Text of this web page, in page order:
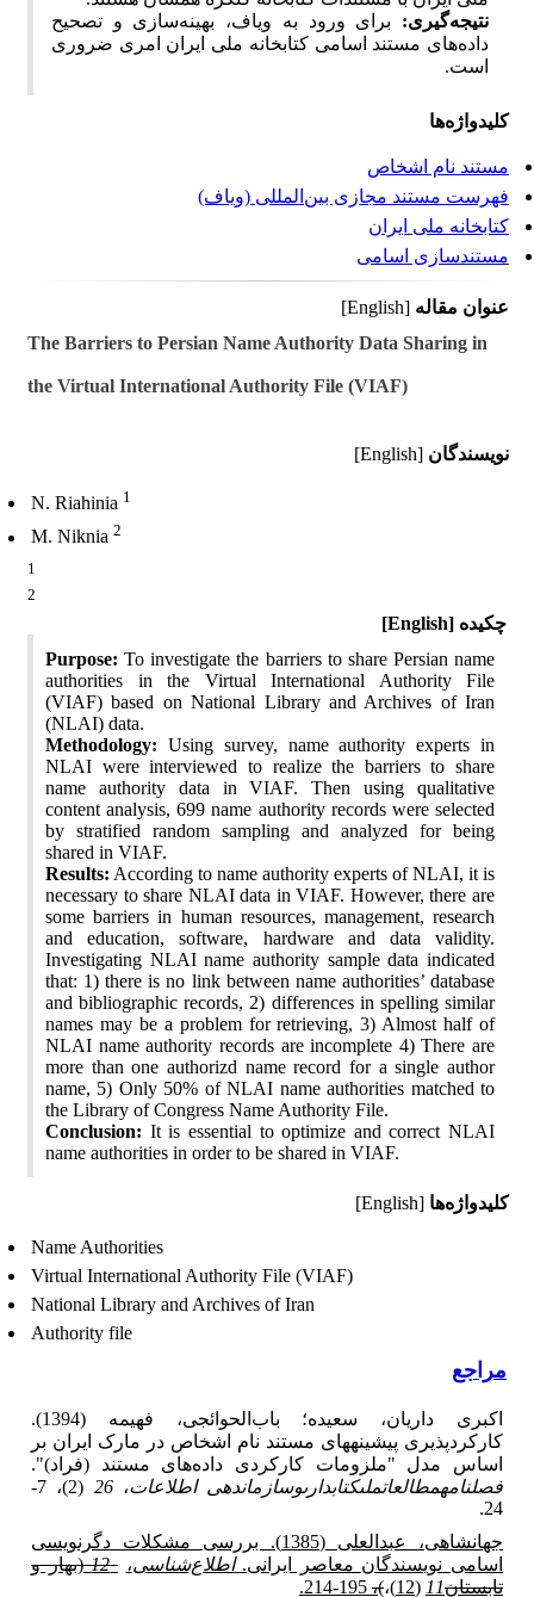
نتیجه‌گیری: برای ورود به ویاف، بهینه‌سازی و تصحیح
داده‌های مستند اسامی کتابخانه ملی ایران امری ضروری
است.
کلیدواژه‌ها
مستند نام اشخاص
فهرست مستند مجازی بین‌المللی (ویاف)
کتابخانه ملی ایران
مستندسازی اسامی
عنوان مقاله [English]
The Barriers to Persian Name Authority Data Sharing in
the Virtual International Authority File (VIAF)
نویسندگان [English]
N. Riahinia 1
M. Niknia 2
1
2
چکیده [English]
Purpose: To investigate the barriers to share Persian name
authorities in the Virtual International Authority File
(VIAF) based on National Library and Archives of Iran
(NLAI) data.
Methodology: Using survey, name authority experts in
NLAI were interviewed to realize the barriers to share
name authority data in VIAF. Then using qualitative
content analysis, 699 name authority records were selected
by stratified random sampling and analyzed for being
shared in VIAF.
Results: According to name authority experts of NLAI, it is
necessary to share NLAI data in VIAF. However, there are
some barriers in human resources, management, research
and education, software, hardware and data validity.
Investigating NLAI name authority sample data indicated
that: 1) there is no link between name authorities’ database
and bibliographic records, 2) differences in spelling similar
names may be a problem for retrieving, 3) Almost half of
NLAI name authority records are incomplete 4) There are
more than one authorizd name record for a single author
name, 5) Only 50% of NLAI name authorities matched to
the Library of Congress Name Authority File.
Conclusion: It is essential to optimize and correct NLAI
name authorities in order to be shared in VIAF.
کلیدواژه‌ها [English]
Name Authorities
Virtual International Authority File (VIAF)
National Library and Archives of Iran
Authority file
مراجع
اکبرى داریان، سعیده؛ باب‌الحوائجى، فهیمه (1394).
کارکردپذیرى پیشینه‎هاى مستند نام اشخاص در مارک ایران بر
اساس مدل "ملزومات کارکردى داده‌هاى مستند (فراد)".
فصلنامهمطالعاتملىکتابدارىوسازماندهى اطلاعات،26
(2)، 7-
24.
جهانشاهی، عبدالعلی (1385). بررسی مشکلات دگرنویسی
اسامی نویسندگان معاصر ایرانی.اطلاع‌شناسی، 12
(بهار و
تابستان11
(
12)،)، 195-214.